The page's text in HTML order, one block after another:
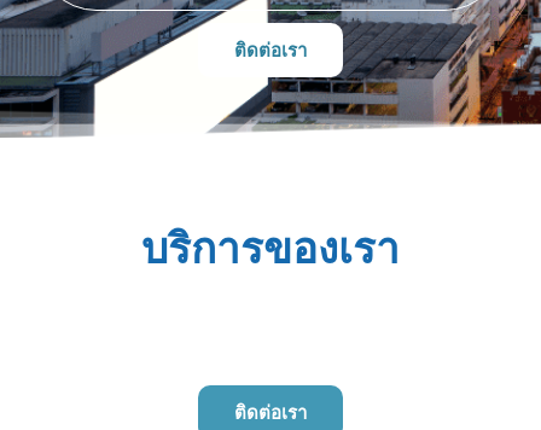
ติดต่อเรา
บริการของเรา
ติดต่อเรา